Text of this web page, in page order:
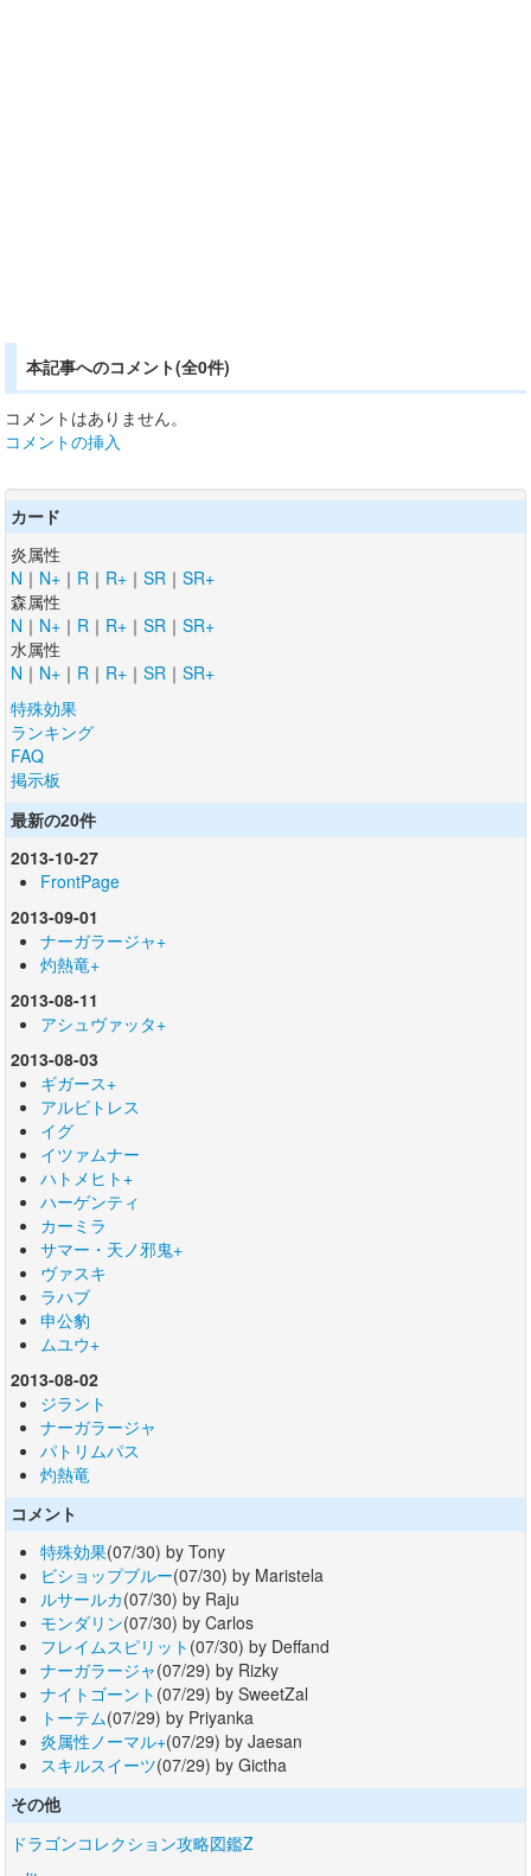
本記事へのコメント(全0件)
コメントはありません。
コメントの挿入
カード
炎属性
N ｜ N+ ｜ R ｜ R+ ｜ SR ｜ SR+
森属性
N ｜ N+ ｜ R ｜ R+ ｜ SR ｜ SR+
水属性
N ｜ N+ ｜ R ｜ R+ ｜ SR ｜ SR+
特殊効果
ランキング
FAQ
掲示板
最新の20件
2013-10-27
FrontPage
2013-09-01
ナーガラージャ+
灼熱竜+
2013-08-11
アシュヴァッタ+
2013-08-03
ギガース+
アルビトレス
イグ
イツァムナー
ハトメヒト+
ハーゲンティ
カーミラ
サマー・天ノ邪鬼+
ヴァスキ
ラハブ
申公豹
ムユウ+
2013-08-02
ジラント
ナーガラージャ
パトリムパス
灼熱竜
コメント
特殊効果(07/30) by Tony
ビショップブルー(07/30) by Maristela
ルサールカ(07/30) by Raju
モンダリン(07/30) by Carlos
フレイムスピリット (07/30) by Deffand
ナーガラージャ(07/29) by Rizky
ナイトゴーント (07/29) by SweetZal
トーテム(07/29) by Priyanka
炎属性ノーマル+(07/29) by Jaesan
スキルスイーツ(07/29) by Gictha
その他
ドラゴンコレクション攻略図鑑Z